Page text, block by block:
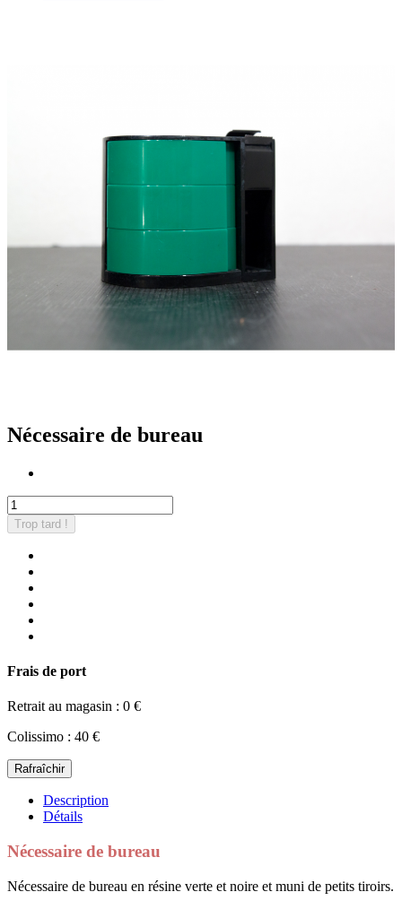
Nécessaire de bureau
Trop tard !
Frais de port
Retrait au magasin : 0 €
Colissimo : 40 €
Description
Détails
Nécessaire de bureau
Nécessaire de bureau en résine verte et noire et muni de petits tiroirs.